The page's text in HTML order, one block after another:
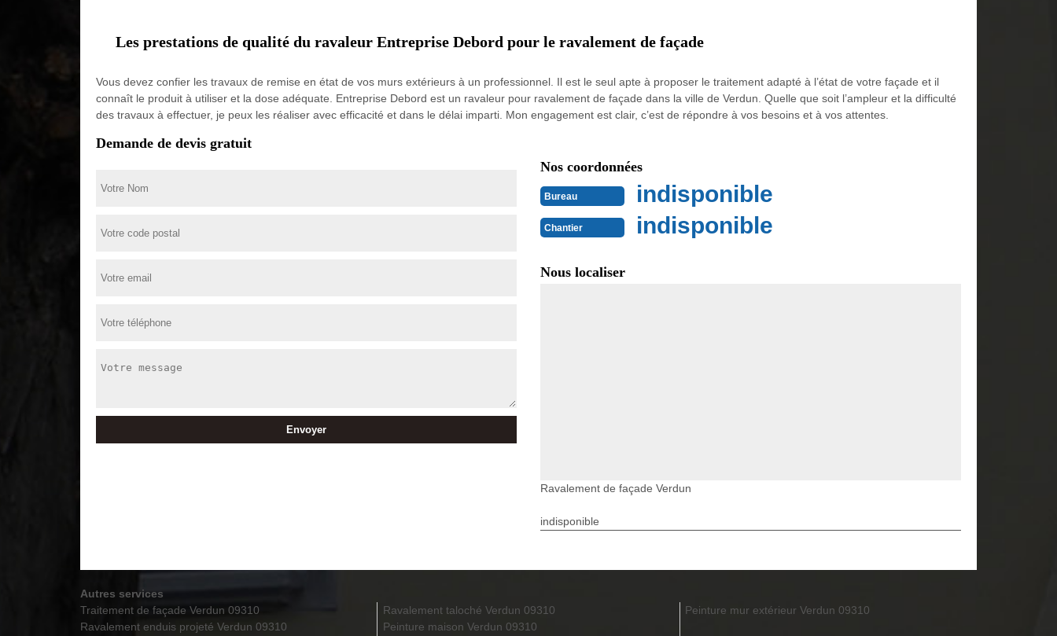
Les prestations de qualité du ravaleur Entreprise Debord pour le ravalement de façade
Vous devez confier les travaux de remise en état de vos murs extérieurs à un professionnel. Il est le seul apte à proposer le traitement adapté à l’état de votre façade et il
connaît le produit à utiliser et la dose adéquate. Entreprise Debord est un ravaleur pour ravalement de façade dans la ville de Verdun. Quelle que soit l’ampleur et la difficulté
des travaux à effectuer, je peux les réaliser avec efficacité et dans le délai imparti. Mon engagement est clair, c’est de répondre à vos besoins et à vos attentes.
Demande de devis gratuit
Nos coordonnées
Bureau indisponible
Chantier indisponible
Nous localiser
Ravalement de façade Verdun
indisponible
Autres services
Traitement de façade Verdun 09310
Ravalement enduis projeté Verdun 09310
Ravalement taloché Verdun 09310
Peinture maison Verdun 09310
Peinture mur extérieur Verdun 09310